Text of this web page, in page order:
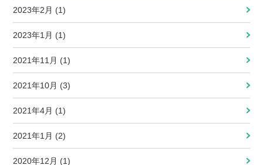
2023年2月 (1)
2023年1月 (1)
2021年11月 (1)
2021年10月 (3)
2021年4月 (1)
2021年1月 (2)
2020年12月 (1)